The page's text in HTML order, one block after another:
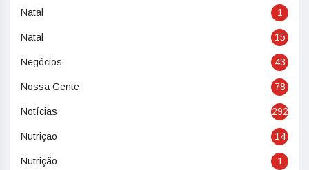
Natal 1
Natal 15
Negócios 43
Nossa Gente 78
Notícias 292
Nutriçao 14
Nutrição 1